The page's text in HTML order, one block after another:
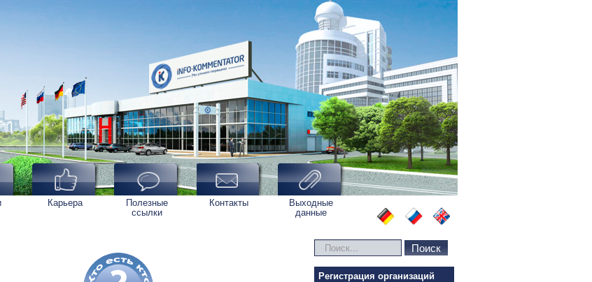
Карьера
Полезные
ссылки
Контакты
Выходные
данные
Искать... Поиск
Регистрация организаций